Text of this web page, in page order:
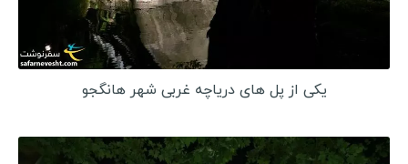
بوسنی و هرزگوین
مقدونیه
یکی از پل های دریاچه غربی شهر هانگجو